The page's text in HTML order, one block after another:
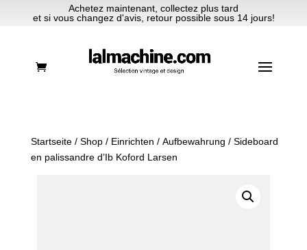
Achetez maintenant, collectez plus tard
et si vous changez d'avis, retour possible sous 14 jours!
Startseite/ Shop/ Einrichten / Aufbewahrung / Sideboard
en palissandre d’Ib Koford Larsen